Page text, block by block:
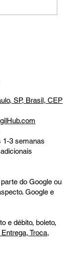
o
SP, Brasil, CEP
1-3 semanas
do Google ou
Google e
e débito, boleto,
Troca,